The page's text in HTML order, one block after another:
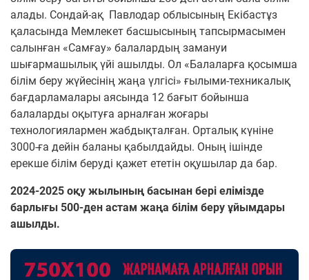
алады. Сондай-ақ Павлодар облысының Екібастұз
қаласында Мемлекет басшысының тапсырмасымен
салынған «Самғау» балалардың замануи
шығармашылық үйі ашылды. Ол «Балаларға қосымша
білім беру жүйесінің жаңа үлгісі» ғылыми-техникалық
бағдарламалары аясында 12 бағыт бойынша
балаларды оқытуға арналған жоғары
технологиялармен жабдықталған. Орталық күніне
3000-ға дейін баланы қабылдайды. Оның ішінде
ерекше білім беруді қажет ететін оқушылар да бар.
2024-2025 оқу жылының басынан бері елімізде
барлығы 500-ден астам жаңа білім беру ұйымдары
ашылды.